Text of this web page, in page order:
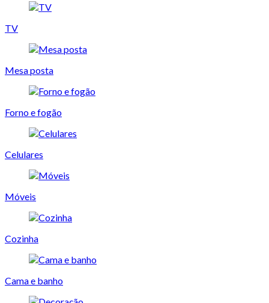
TV
Mesa posta
Forno e fogão
Celulares
Móveis
Cozinha
Cama e banho